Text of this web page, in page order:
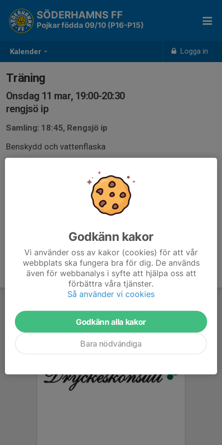
Kalender Logga in
SÖDERHAMNS FF
Pojkar födda 09/10 (P16-P15)
Träning
Onsdag 11 mar, 19:00-20:30
rengjsö ip
Samling: 18:45, Rengsjö ip
Benskydd och vattenflaska
Godkänn kakor
Vi använder oss av kakor (cookies) för att vår
webbplats ska fungera bra för dig. De används
även för webbanalys i syfte att hjälpa oss att
förbättra våra tjänster.
Så använder vi cookies
Godkänn alla kakor
Bara nödvändiga